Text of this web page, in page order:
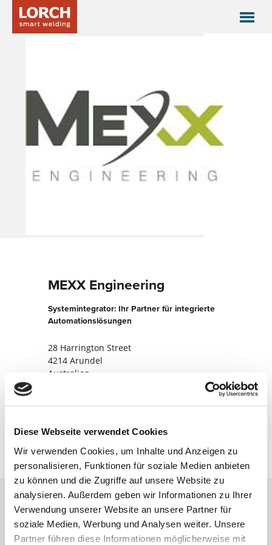
Diese Webseite verwendet Cookies
Wir verwenden Cookies, um Inhalte und Anzeigen zu
personalisieren, Funktionen für soziale Medien anbieten
zu können und die Zugriffe auf unsere Website zu
analysieren. Außerdem geben wir Informationen zu Ihrer
Verwendung unserer Website an unsere Partner für
soziale Medien, Werbung und Analysen weiter. Unsere
Partner führen diese Informationen möglicherweise mit
MEXX Engineering
Systemintegrator: Ihr Partner für integrierte
Automationslösungen
28 Harrington Street
4214 Arundel
Australien
Jetzt kontaktieren
Kontaktieren Sie uns über unser Online-
Formular und wir melden uns umgehend